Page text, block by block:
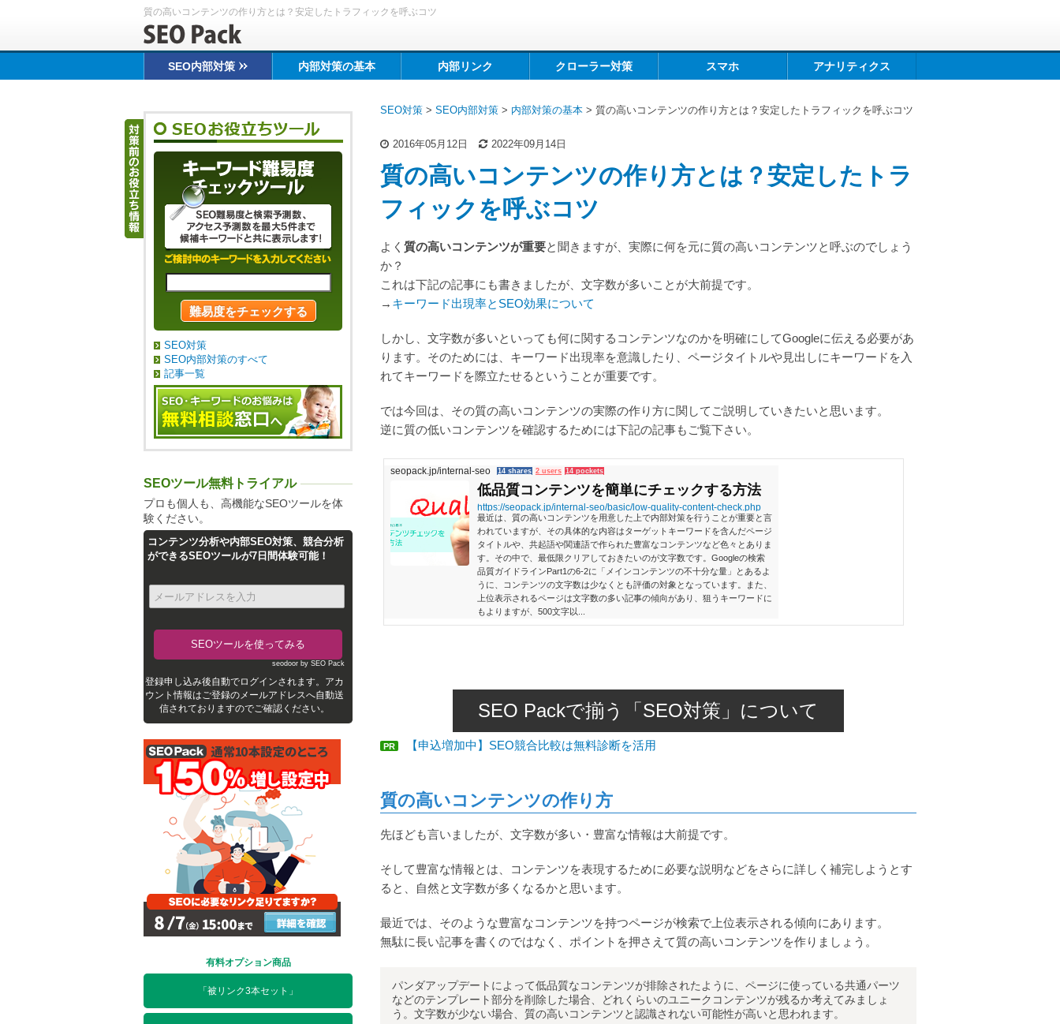
質の高いコンテンツの作り方とは？安定したトラフィックを呼ぶコツ
SEO内部対策 内部対策の基本 内部リンク クローラー対策 スマホ アナリティクス
SEO対策 > SEO内部対策 > 内部対策の基本 > 質の高いコンテンツの作り方とは？安定したトラフィックを呼ぶコツ
2016年05月12日 2022年09月14日
質の高いコンテンツの作り方とは？安定したトラ
フィックを呼ぶコツ
よく 質の高いコンテンツが重要と聞きますが、実際に何を元に質の高いコンテンツと呼ぶのでしょう
か？
これは下記の記事にも書きましたが、文字数が多いことが大前提です。
→ キーワード出現率とSEO効果について
しかし、文字数が多いといっても何に関するコンテンツなのかを明確にしてGoogleに伝える必要があ
ります。そのためには、キーワード出現率を意識したり、ページタイトルや見出しにキーワードを入
れてキーワードを際立たせるということが重要です。
では今回は、その質の高いコンテンツの実際の作り方に関してご説明していきたいと思います。
逆に質の低いコンテンツを確認するためには下記の記事もご覧下さい。
seopack.jp/internal-seo 14 shares 2 users 14 pockets
低品質コンテンツを簡単にチェックする方法
https://seopack.jp/internal-seo/basic/low-quality-content-check.php
最近は、質の高いコンテンツを用意した上で内部対策を行うことが重要と言
われていますが、その具体的な内容はターゲットキーワードを含んだページ
タイトルや、共起語や関連語で作られた豊富なコンテンツなど色々とありま
す。その中で、最低限クリアしておきたいのが文字数です。Googleの検索
品質ガイドラインPart1の6-2に「メインコンテンツの不十分な量」とあるよ
うに、コンテンツの文字数は少なくとも評価の対象となっています。また、
上位表示されるページは文字数の多い記事の傾向があり、狙うキーワードに
もよりますが、500文字以...
SEO Packで揃う「SEO対策」について
PR 【申込増加中】SEO競合比較は無料診断を活用
質の高いコンテンツの作り方
先ほども言いましたが、文字数が多い・豊富な情報は大前提です。
そして豊富な情報とは、コンテンツを表現するために必要な説明などをさらに詳しく補完しようとす
ると、自然と文字数が多くなるかと思います。
最近では、そのような豊富なコンテンツを持つページが検索で上位表示される傾向にあります。
無駄に長い記事を書くのではなく、ポイントを押さえて質の高いコンテンツを作りましょう。
パンダアップデートによって低品質なコンテンツが排除されたように、ページに使っている共通パーツ
などのテンプレート部分を削除した場合、どれくらいのユニークコンテンツが残るか考えてみましょ
う。文字数が少ない場合、質の高いコンテンツと認識されない可能性が高いと思われます。
SEO対策
SEO内部対策のすべて
記事一覧
SEOツール無料トライアル
プロも個人も、高機能なSEOツールを体
験ください。
コンテンツ分析や内部SEO対策、競合分析
ができるSEOツールが7日間体験可能！
seodoor by SEO Pack
登録申し込み後自動でログインされます。アカ
ウント情報はご登録のメールアドレスへ自動送
信されておりますのでご確認ください。
有料オプション商品
「被リンク3本セット」